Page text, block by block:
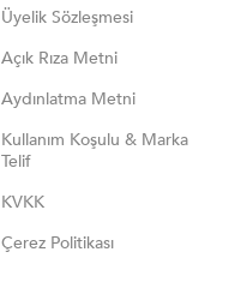
Üyelik Sözleşmesi
Açık Rıza Metni
Aydınlatma Metni
Kullanım Koşulu & Marka
Telif
KVKK
Çerez Politikası